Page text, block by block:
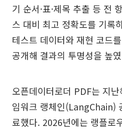
기 순서·표·제목 추출 등 전
스 대비 최고 정확도를 기록
테스트 데이터와 재현 코드
공개해 결과의 투명성을 높
오픈데이터로더 PDF는 지
임워크 랭체인(LangChain)
료했다. 2026년에는 랭플